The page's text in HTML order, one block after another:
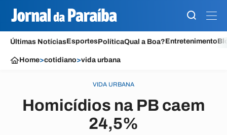
Últimas NotíciasEsportesPolíticaQual a Boa?Entretenimento
Home>cotidiano>vida urbana
VIDA URBANA
Homicídios na PB caem
24,5%